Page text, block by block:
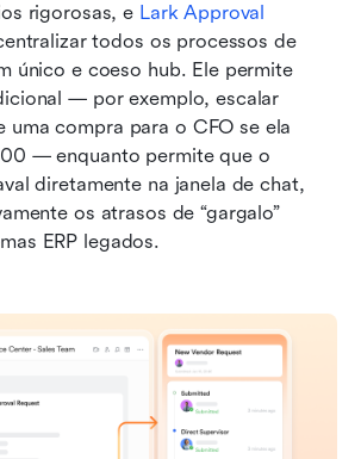
rigorosas, e Lark Approval
todos os processos de
único e coeso hub. Ele permite
— por exemplo, escalar
uma compra para o CFO se ela
— enquanto permite que o
diretamente na janela de chat,
os atrasos de “gargalo”
ERP legados.